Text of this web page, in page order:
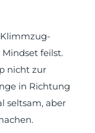
feilst.
nicht zur
in Richtung
seltsam, aber